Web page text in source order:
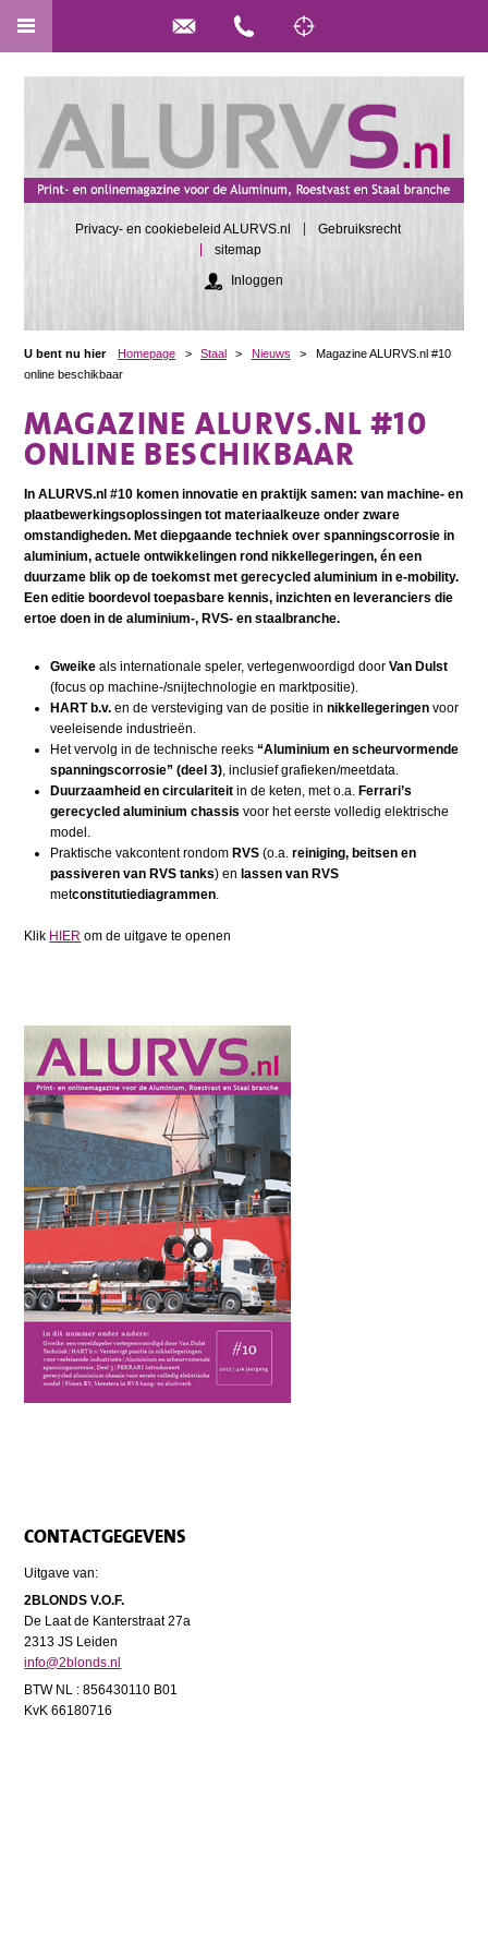
Privacy- en cookiebeleid ALURVS.nl
Gebruiksrecht
sitemap
Inloggen
U bent nu hier Homepage > Staal > Nieuws >
Magazine ALURVS.nl #10
online beschikbaar
MAGAZINE ALURVS.NL #10
ONLINE BESCHIKBAAR
In ALURVS.nl #10 komen innovatie en praktijk samen: van machine- en
plaatbewerkingsoplossingen tot materiaalkeuze onder zware
omstandigheden. Met diepgaande techniek over spanningscorrosie in
aluminium, actuele ontwikkelingen rond nikkellegeringen, én een
duurzame blik op de toekomst met gerecycled aluminium in e-mobility.
Een editie boordevol toepasbare kennis, inzichten en leveranciers die
ertoe doen in de aluminium-, RVS- en staalbranche.
Gweike als internationale speler, vertegenwoordigd doorVan Dulst
(focus op machine-/snijtechnologie en marktpositie).
HART b.v. en de versteviging van de positie innikkellegeringen voor
veeleisende industrieën.
Het vervolg in de technische reeks“Aluminium en scheurvormende
spanningscorrosie” (deel 3), inclusief grafieken/meetdata.
Duurzaamheid en circulariteit in de keten, met o.a. Ferrari’s
gerecycled aluminium chassis voor het eerste volledig elektrische
model.
Praktische vakcontent rondom RVS (o.a.reiniging, beitsen en
passiveren van RVS tanks) en lassen van RVS
metconstitutiediagrammen.
Klik HIER om de uitgave te openen
CONTACTGEGEVENS
Uitgave van:
2BLONDS V.O.F.
De Laat de Kanterstraat 27a
2313 JS Leiden
info@2blonds.nl
BTW NL : 856430110 B01
KvK 66180716